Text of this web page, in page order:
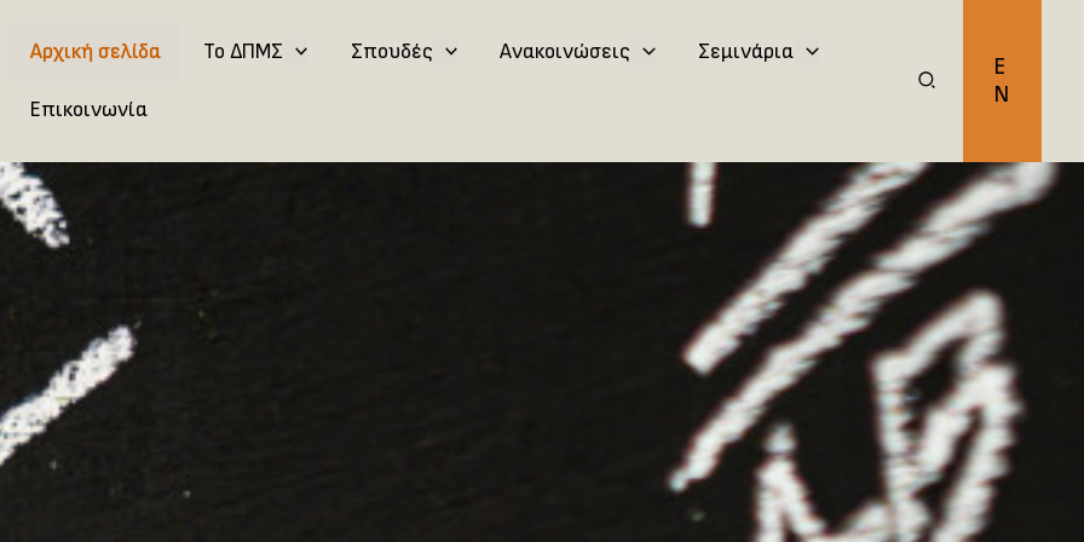
Αρχική σελίδα Το ΔΠΜΣ Σπουδές Ανακοινώσεις Σεμινάρια
Επικοινωνία
E
N